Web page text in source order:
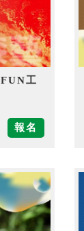
工
報名